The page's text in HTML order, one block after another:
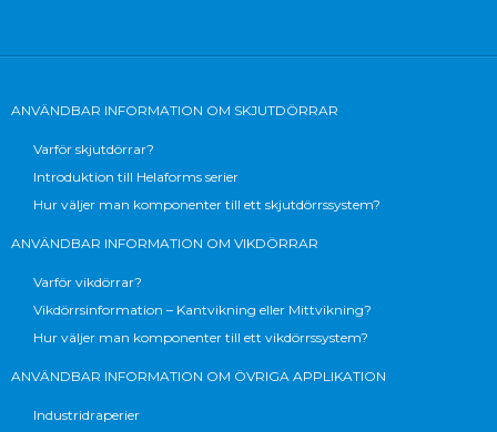
ANVÄNDBAR INFORMATION OM SKJUTDÖRRAR
Varför skjutdörrar?
Introduktion till Helaforms serier
Hur väljer man komponenter till ett skjutdörrssystem?
ANVÄNDBAR INFORMATION OM VIKDÖRRAR
Varför vikdörrar?
Vikdörrsinformation – Kantvikning eller Mittvikning?
Hur väljer man komponenter till ett vikdörrssystem?
ANVÄNDBAR INFORMATION OM ÖVRIGA APPLIKATION
Industridraperier